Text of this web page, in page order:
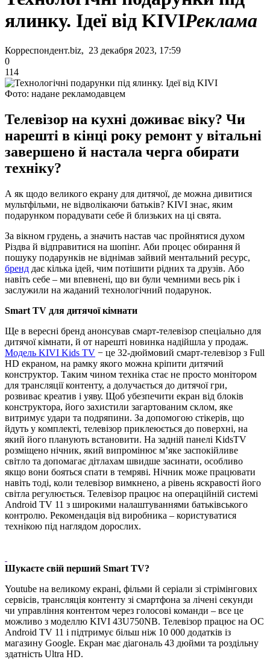
ялинку. Ідеї від KIVIРеклама
Корреспондент.biz, 23 декабря 2023, 17:59
0
114
Фото: надане рекламодавцем
Телевізор на кухні доживає віку? Чи
нарешті в кінці року ремонт у вітальні
завершено й настала черга обирати
техніку?
А як щодо великого екрану для дитячої, де можна дивитися
мультфільми, не відволікаючи батьків? KIVI знає, яким
подарунком порадувати себе й близьких на ці свята.
За вікном грудень, а значить настав час пройнятися духом
Різдва й відправитися на шопінг. Аби процес обирання й
пошуку подарунків не віднімав зайвий ментальний ресурс,
бренд дає кілька ідей, чим потішити рідних та друзів. Або
навіть себе – ми впевнені, що ви були чемними весь рік і
заслужили на жаданий технологічний подарунок.
Smart TV для дитячої кімнати
Ще в вересні бренд анонсував смарт-телевізор спеціально для
дитячої кімнати, й от нарешті новинка надійшла у продаж.
Модель KIVI Kids TV − це 32-дюймовий смарт-телевізор з Full
HD екраном, на рамку якого можна кріпити дитячий
конструктор. Таким чином техніка стає не просто монітором
для трансляції контенту, а долучається до дитячої гри,
розвиває креатив і уяву. Щоб убезпечити екран від блоків
конструктора, його захистили загартованим склом, яке
витримує удари та подряпини. За допомогою стікерів, що
йдуть у комплекті, телевізор приклеюється до поверхні, на
який його планують встановити. На задній панелі KidsTV
розміщено нічник, який випромінює м’яке заспокійливе
світло та допомагає дітлахам швидше засинати, особливо
якщо вони бояться спати в темряві. Нічник може працювати
навіть тоді, коли телевізор вимкнено, а рівень яскравості його
світла регулюється. Телевізор працює на операційній системі
Android TV 11 з широкими налаштуваннями батьківського
контролю. Рекомендація від виробника – користуватися
технікою під наглядом дорослих.
Шукаєте свій перший Smart TV?
Youtube на великому екрані, фільми й серіали зі стрімінгових
сервісів, трансляція контенту зі смартфона за лічені секунди
чи управління контентом через голосові команди – все це
можливо з моделлю KIVI 43U750NB. Телевізор працює на ОС
Android TV 11 і підтримує більш ніж 10 000 додатків із
магазину Google. Екран має діагональ 43 дюйми та роздільну
здатність Ultra HD.